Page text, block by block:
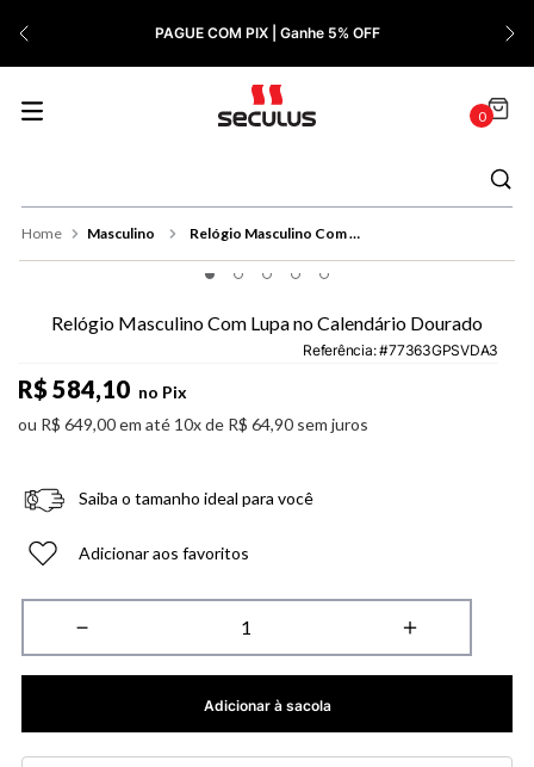
PAGUE COM PIX | Ganhe 5% OFF
0
Masculino Relógio Masculino Com Lupa no Calendário Dourado
Relógio Masculino Com Lupa no Calendário Dourado
Referência: 77363GPSVDA3
R$584,10 no Pix
ou R$ 649,00em até 10x de R$ 64,90 sem juros
Saiba o tamanho ideal para você
Adicionar aos favoritos
＋
－
Adicionar à sacola
9º